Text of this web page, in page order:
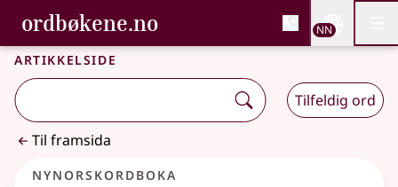
Gå til hovudinnhald
Tilgjenge
ordbøkene.no, Bokmålsordboka og
Bokmålsordboka og Nynorskordboka
NN
Artikkelside
Tilfeldig ord
Til framsida
Nynorskordboka